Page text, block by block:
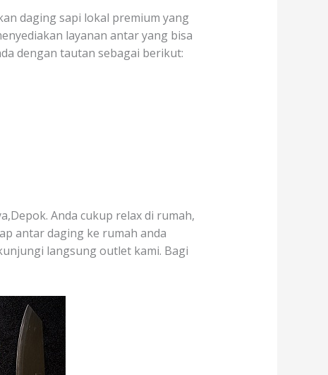
daging sapi lokal premium yang
layanan antar yang bisa
dengan tautan sebagai berikut:
Anda cukup relax di rumah,
antar daging ke rumah anda
langsung outlet kami. Bagi